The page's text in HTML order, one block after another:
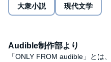
大衆小説 現代文学
Audible制作部より
「ONLY FROM audible」とは